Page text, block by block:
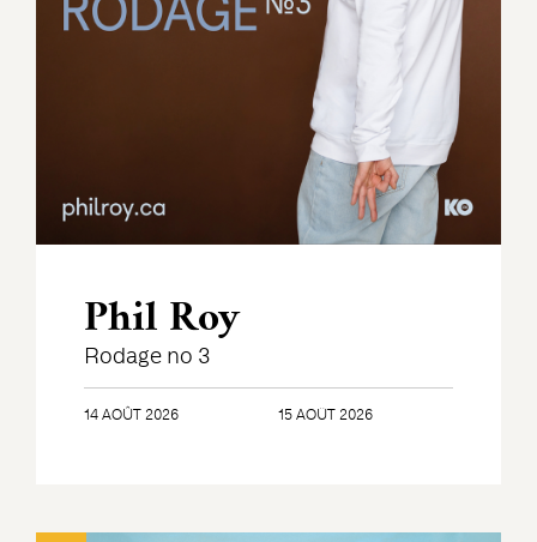
Phil Roy
Rodage no 3
14 AOÛT 2026 15 AOÛT 2026